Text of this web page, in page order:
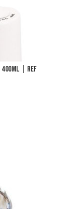
400ML | Ref